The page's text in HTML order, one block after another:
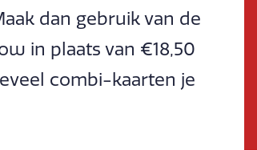
dan gebruik van de
in plaats van €18,50
combi-kaarten je